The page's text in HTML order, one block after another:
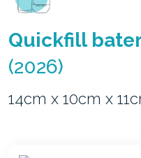
Quickfill
(2026)
14cm x 10cm x